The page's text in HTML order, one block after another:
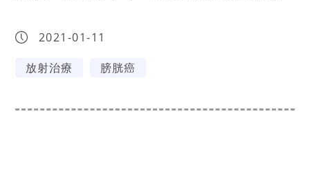
2021-01-11
放射治療
膀胱癌